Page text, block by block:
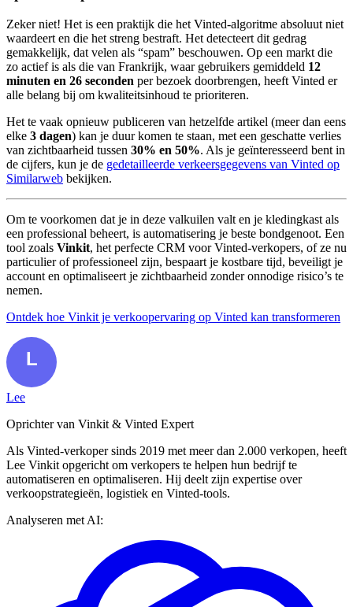
Zeker niet! Het is een praktijk die het Vinted-algoritme absoluut niet
waardeert en die het streng bestraft. Het detecteert dit gedrag
gemakkelijk, dat velen als “spam” beschouwen. Op een markt die
zo actief is als die van Frankrijk, waar gebruikers gemiddeld 12
minuten en 26 seconden per bezoek doorbrengen, heeft Vinted er
alle belang bij om kwaliteitsinhoud te prioriteren.
Het te vaak opnieuw publiceren van hetzelfde artikel (meer dan eens
elke 3 dagen) kan je duur komen te staan, met een geschatte verlies
van zichtbaarheid tussen 30% en 50%. Als je geïnteresseerd bent in
de cijfers, kun je de gedetailleerde verkeersgegevens van Vinted op
Similarweb bekijken.
Om te voorkomen dat je in deze valkuilen valt en je kledingkast als
een professional beheert, is automatisering je beste bondgenoot. Een
tool zoals Vinkit, het perfecte CRM voor Vinted-verkopers, of ze nu
particulier of professioneel zijn, bespaart je kostbare tijd, beveiligt je
account en optimaliseert je zichtbaarheid zonder onnodige risico’s te
nemen.
Ontdek hoe Vinkit je verkoopervaring op Vinted kan transformeren
Lee
Oprichter van Vinkit & Vinted Expert
Als Vinted-verkoper sinds 2019 met meer dan 2.000 verkopen, heeft
Lee Vinkit opgericht om verkopers te helpen hun bedrijf te
automatiseren en optimaliseren. Hij deelt zijn expertise over
verkoopstrategieën, logistiek en Vinted-tools.
Analyseren met AI: